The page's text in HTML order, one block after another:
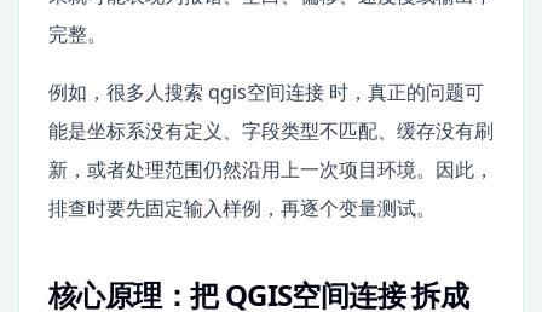
完整。
例如，很多人搜索 qgis空间连接 时，真正的问题可
能是坐标系没有定义、字段类型不匹配、缓存没有刷
新，或者处理范围仍然沿用上一次项目环境。因此，
排查时要先固定输入样例，再逐个变量测试。
核心原理：把 QGIS空间连接 拆成